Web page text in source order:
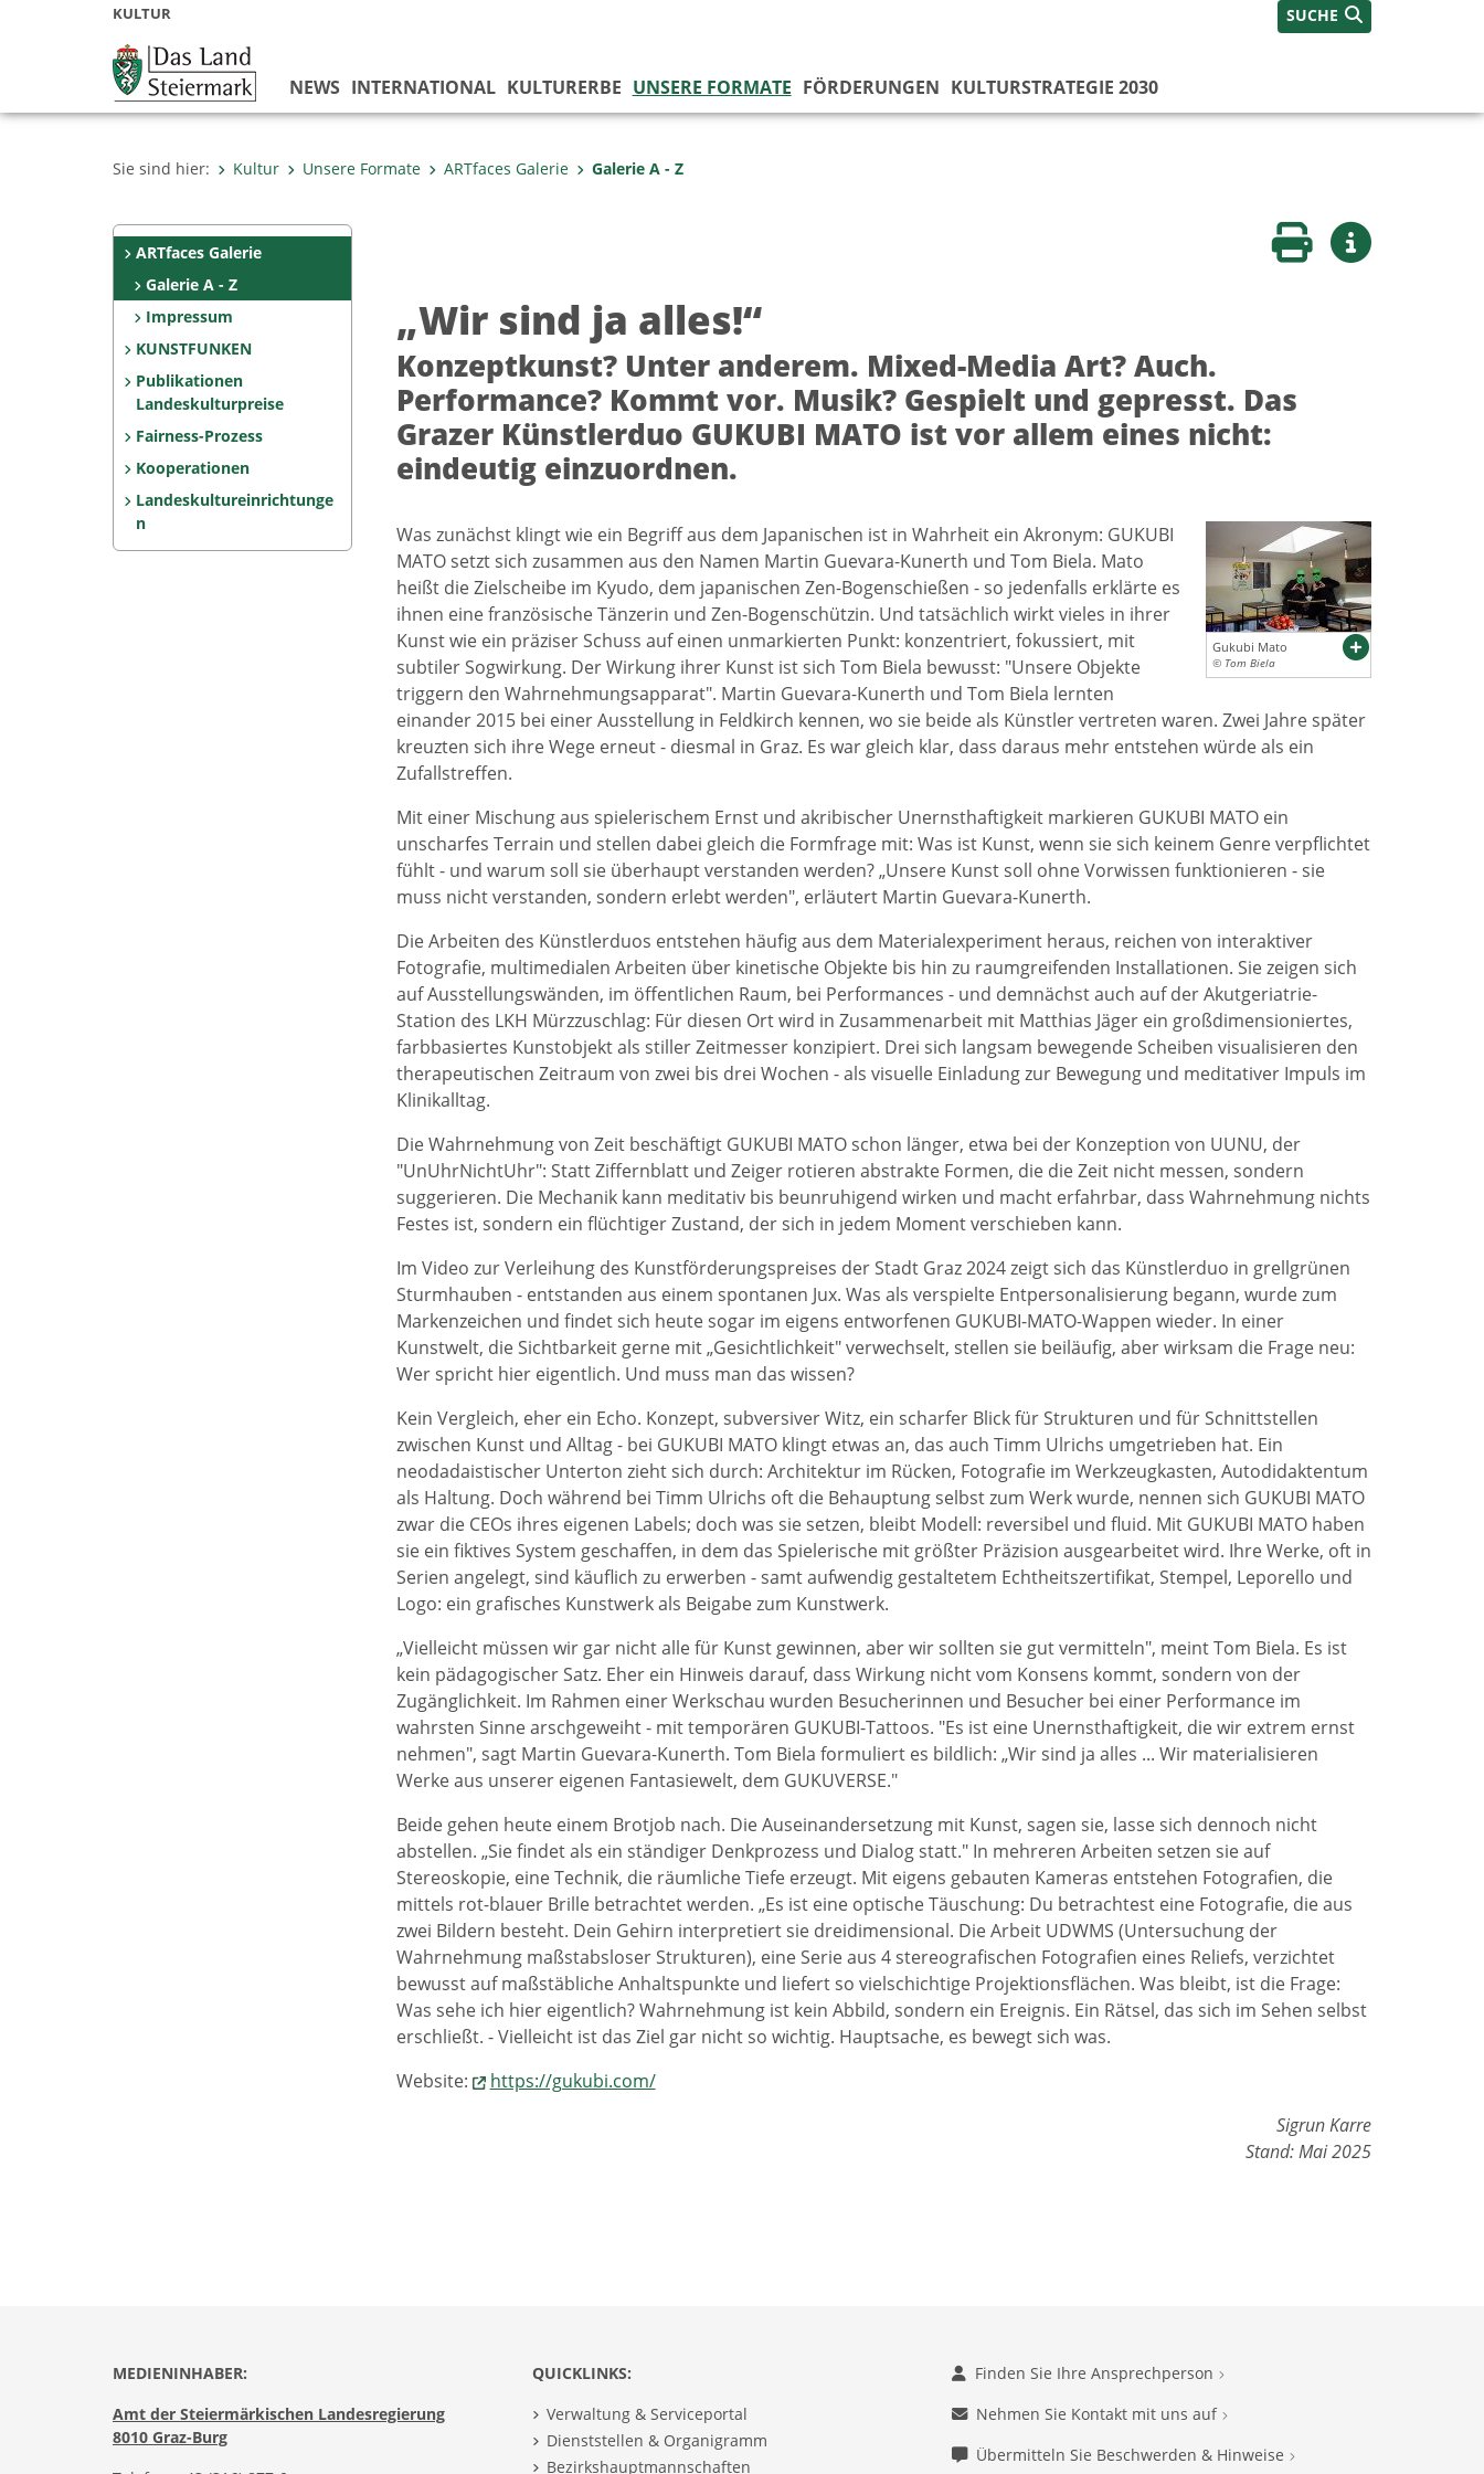
KULTUR SUCHE
NEWS INTERNATIONAL KULTURERBE UNSERE FORMATE FÖRDERUNGEN KULTURSTRATEGIE 2030
Sie sind hier: Kultur Unsere Formate ARTfaces Galerie Galerie A - Z
ARTfaces Galerie
Galerie A - Z
Impressum
KUNSTFUNKEN
Publikationen
Landeskulturpreise
Fairness-Prozess
Kooperationen
Landeskultureinrichtunge
n
Seite druckenWeitere Infos
„Wir sind ja alles!“
Konzeptkunst? Unter anderem. Mixed-Media Art? Auch.
Performance? Kommt vor. Musik? Gespielt und gepresst. Das
Grazer Künstlerduo GUKUBI MATO ist vor allem eines nicht:
eindeutig einzuordnen.
Gukubi Mato
© Tom Biela
Was zunächst klingt wie ein Begriff aus dem Japanischen ist in Wahrheit ein Akronym: GUKUBI
MATO setzt sich zusammen aus den Namen Martin Guevara-Kunerth und Tom Biela. Mato
heißt die Zielscheibe im Kyudo, dem japanischen Zen-Bogenschießen - so jedenfalls erklärte es
ihnen eine französische Tänzerin und Zen-Bogenschützin. Und tatsächlich wirkt vieles in ihrer
Kunst wie ein präziser Schuss auf einen unmarkierten Punkt: konzentriert, fokussiert, mit
subtiler Sogwirkung. Der Wirkung ihrer Kunst ist sich Tom Biela bewusst: "Unsere Objekte
triggern den Wahrnehmungsapparat". Martin Guevara-Kunerth und Tom Biela lernten
einander 2015 bei einer Ausstellung in Feldkirch kennen, wo sie beide als Künstler vertreten waren. Zwei Jahre später
kreuzten sich ihre Wege erneut - diesmal in Graz. Es war gleich klar, dass daraus mehr entstehen würde als ein
Zufallstreffen.
Mit einer Mischung aus spielerischem Ernst und akribischer Unernsthaftigkeit markieren GUKUBI MATO ein
unscharfes Terrain und stellen dabei gleich die Formfrage mit: Was ist Kunst, wenn sie sich keinem Genre verpflichtet
fühlt - und warum soll sie überhaupt verstanden werden? „Unsere Kunst soll ohne Vorwissen funktionieren - sie
muss nicht verstanden, sondern erlebt werden", erläutert Martin Guevara-Kunerth.
Die Arbeiten des Künstlerduos entstehen häufig aus dem Materialexperiment heraus, reichen von interaktiver
Fotografie, multimedialen Arbeiten über kinetische Objekte bis hin zu raumgreifenden Installationen. Sie zeigen sich
auf Ausstellungswänden, im öffentlichen Raum, bei Performances - und demnächst auch auf der Akutgeriatrie-
Station des LKH Mürzzuschlag: Für diesen Ort wird in Zusammenarbeit mit Matthias Jäger ein großdimensioniertes,
farbbasiertes Kunstobjekt als stiller Zeitmesser konzipiert. Drei sich langsam bewegende Scheiben visualisieren den
therapeutischen Zeitraum von zwei bis drei Wochen - als visuelle Einladung zur Bewegung und meditativer Impuls im
Klinikalltag.
Die Wahrnehmung von Zeit beschäftigt GUKUBI MATO schon länger, etwa bei der Konzeption von UUNU, der
"UnUhrNichtUhr": Statt Ziffernblatt und Zeiger rotieren abstrakte Formen, die die Zeit nicht messen, sondern
suggerieren. Die Mechanik kann meditativ bis beunruhigend wirken und macht erfahrbar, dass Wahrnehmung nichts
Festes ist, sondern ein flüchtiger Zustand, der sich in jedem Moment verschieben kann.
Im Video zur Verleihung des Kunstförderungspreises der Stadt Graz 2024 zeigt sich das Künstlerduo in grellgrünen
Sturmhauben - entstanden aus einem spontanen Jux. Was als verspielte Entpersonalisierung begann, wurde zum
Markenzeichen und findet sich heute sogar im eigens entworfenen GUKUBI-MATO-Wappen wieder. In einer
Kunstwelt, die Sichtbarkeit gerne mit „Gesichtlichkeit" verwechselt, stellen sie beiläufig, aber wirksam die Frage neu:
Wer spricht hier eigentlich. Und muss man das wissen?
Kein Vergleich, eher ein Echo. Konzept, subversiver Witz, ein scharfer Blick für Strukturen und für Schnittstellen
zwischen Kunst und Alltag - bei GUKUBI MATO klingt etwas an, das auch Timm Ulrichs umgetrieben hat. Ein
neodadaistischer Unterton zieht sich durch: Architektur im Rücken, Fotografie im Werkzeugkasten, Autodidaktentum
als Haltung. Doch während bei Timm Ulrichs oft die Behauptung selbst zum Werk wurde, nennen sich GUKUBI MATO
zwar die CEOs ihres eigenen Labels; doch was sie setzen, bleibt Modell: reversibel und fluid. Mit GUKUBI MATO haben
sie ein fiktives System geschaffen, in dem das Spielerische mit größter Präzision ausgearbeitet wird. Ihre Werke, oft in
Serien angelegt, sind käuflich zu erwerben - samt aufwendig gestaltetem Echtheitszertifikat, Stempel, Leporello und
Logo: ein grafisches Kunstwerk als Beigabe zum Kunstwerk.
„Vielleicht müssen wir gar nicht alle für Kunst gewinnen, aber wir sollten sie gut vermitteln", meint Tom Biela. Es ist
kein pädagogischer Satz. Eher ein Hinweis darauf, dass Wirkung nicht vom Konsens kommt, sondern von der
Zugänglichkeit. Im Rahmen einer Werkschau wurden Besucherinnen und Besucher bei einer Performance im
wahrsten Sinne arschgeweiht - mit temporären GUKUBI-Tattoos. "Es ist eine Unernsthaftigkeit, die wir extrem ernst
nehmen", sagt Martin Guevara-Kunerth. Tom Biela formuliert es bildlich: „Wir sind ja alles ... Wir materialisieren
Werke aus unserer eigenen Fantasiewelt, dem GUKUVERSE."
Beide gehen heute einem Brotjob nach. Die Auseinandersetzung mit Kunst, sagen sie, lasse sich dennoch nicht
abstellen. „Sie findet als ein ständiger Denkprozess und Dialog statt." In mehreren Arbeiten setzen sie auf
Stereoskopie, eine Technik, die räumliche Tiefe erzeugt. Mit eigens gebauten Kameras entstehen Fotografien, die
mittels rot-blauer Brille betrachtet werden. „Es ist eine optische Täuschung: Du betrachtest eine Fotografie, die aus
zwei Bildern besteht. Dein Gehirn interpretiert sie dreidimensional. Die Arbeit UDWMS (Untersuchung der
Wahrnehmung maßstabsloser Strukturen), eine Serie aus 4 stereografischen Fotografien eines Reliefs, verzichtet
bewusst auf maßstäbliche Anhaltspunkte und liefert so vielschichtige Projektionsflächen. Was bleibt, ist die Frage:
Was sehe ich hier eigentlich? Wahrnehmung ist kein Abbild, sondern ein Ereignis. Ein Rätsel, das sich im Sehen selbst
erschließt. - Vielleicht ist das Ziel gar nicht so wichtig. Hauptsache, es bewegt sich was.
Website:
https://gukubi.com/
Sigrun Karre
Stand: Mai 2025
MEDIENINHABER:
Amt der Steiermärkischen Landesregierung
8010 Graz-Burg
QUICKLINKS:
Verwaltung & Serviceportal
Dienststellen & Organigramm
Bezirkshauptmannschaften
Finden Sie Ihre Ansprechperson
Nehmen Sie Kontakt mit uns auf
Übermitteln Sie Beschwerden & Hinweise